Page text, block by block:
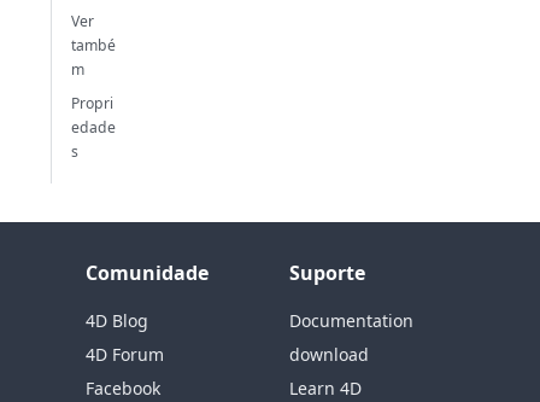
Ver
també
m
Propri
edade
s
Comunidade
4D Blog
4D Forum
Facebook
Suporte
Documentation
download
Learn 4D